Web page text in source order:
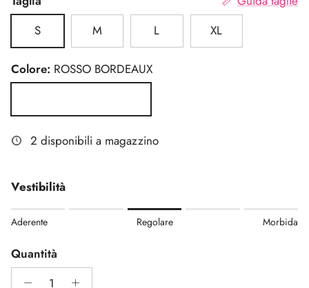
S
M L XL
Colore: ROSSO BORDEAUX
2 disponibili a magazzino
Vestibilità
Rating of 1 means Aderente.
Rating of 5 means Morbida.
The rating of this product for "" is 3.
Aderente Regolare Morbida
Quantità